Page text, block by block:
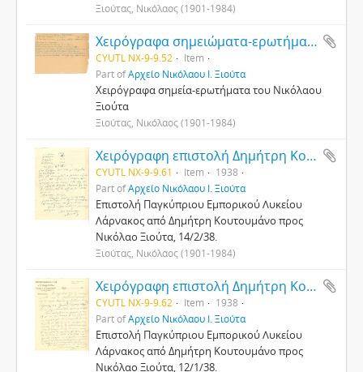
Ξιούτας, Νικόλαος (1901-1984)
Χειρόγραφα σημειώματα-ερωτήματα του Νικόλαου Ξιούτα
CYUTL NX-9-9.52
Item
Part ofΑρχείο Νικόλαου Ι. Ξιούτα
Χειρόγραφα σημεία-ερωτήματα του Νικόλαου
Ξιούτα
Ξιούτας, Νικόλαος (1901-1984)
Χειρόγραφη επιστολή Δημήτρη Κουτουμάνου προς Νικόλαο Ξιούτα, 14/2/1938
CYUTL NX-9-9.61 Item
1938
Part ofΑρχείο Νικόλαου Ι. Ξιούτα
Επιστολή Παγκύπριου Εμπορικού Λυκείου
Λάρνακος από Δημήτρη Κουτουμάνο προς
Νικόλαο Ξιούτα, 14/2/38.
Ξιούτας, Νικόλαος (1901-1984)
Χειρόγραφη επιστολή Δημήτρη Κουτουμάνου προς Νικόλαο Ξιούτα, 12/1/1938
CYUTL NX-9-9.62 Item
1938
Part ofΑρχείο Νικόλαου Ι. Ξιούτα
Επιστολή Παγκύπριου Εμπορικού Λυκείου
Λάρνακος από Δημήτρη Κουτουμάνο προς
Νικόλαο Ξιούτα, 12/1/38.